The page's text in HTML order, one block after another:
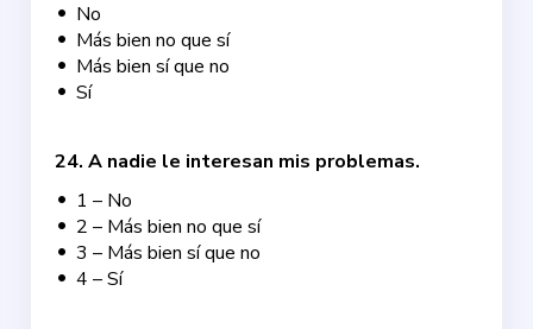
No
Más bien no que sí
Más bien sí que no
Sí
24.A nadie le interesan mis problemas.
1 – No
2 – Más bien no que sí
3 – Más bien sí que no
4 – Sí